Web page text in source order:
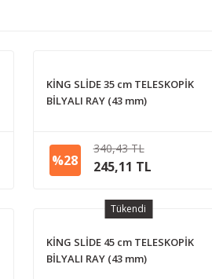
KİNG SLİDE 35 cm TELESKOPİK
BİLYALI RAY (43 mm)
%28
340,43 TL
245,11 TL
Tükendi
KİNG SLİDE 45 cm TELESKOPİK
BİLYALI RAY (43 mm)